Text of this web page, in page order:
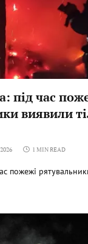
під час
виявили
1 MIN READ
пожежі